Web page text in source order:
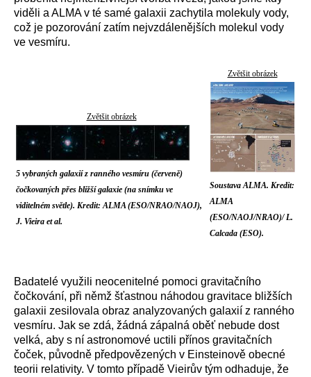
viděli a ALMA v té samé galaxii zachytila molekuly vody,
což je pozorování zatím nejvzdálenějších molekul vody
ve vesmíru.
Zvětšit obrázek
5 vybraných galaxií z ranného vesmíru (červeně)
čočkovaných přes bližší galaxie (na snímku ve
viditelném světle). Kredit: ALMA (ESO/NRAO/NAOJ),
J. Vieira et al.
Zvětšit obrázek
Soustava ALMA. Kredit:
ALMA
(ESO/NAOJ/NRAO)/ L.
Calcada (ESO).
Badatelé využili neocenitelné pomoci gravitačního
čočkování, při němž šťastnou náhodou gravitace bližších
galaxii zesilovala obraz analyzovaných galaxií z ranného
vesmíru. Jak se zdá, žádná zápalná oběť nebude dost
velká, aby s ní astronomové uctili přínos gravitačních
čoček, původně předpovězených v Einsteinově obecné
teorii relativity. V tomto případě Vieirův tým odhaduje, že